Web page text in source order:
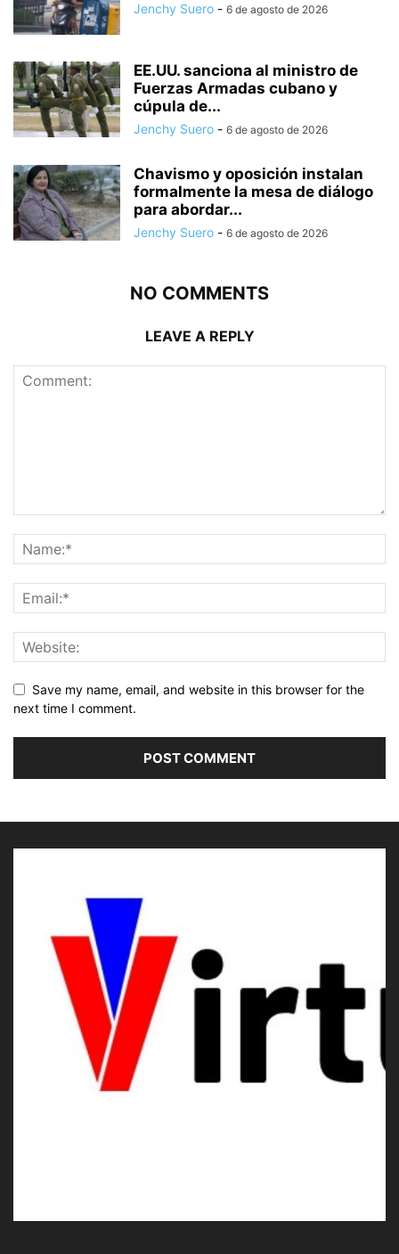
Jenchy Suero - 6 de agosto de 2026
EE.UU. sanciona al ministro de
Fuerzas Armadas cubano y
cúpula de...
Jenchy Suero - 6 de agosto de 2026
Chavismo y oposición instalan
formalmente la mesa de diálogo
para abordar...
Jenchy Suero - 6 de agosto de 2026
NO COMMENTS
LEAVE A REPLY
Save my name, email, and website in this browser for the
next time I comment.